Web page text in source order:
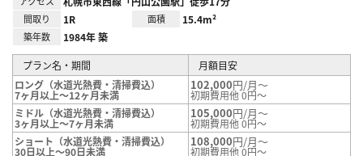
間取り 1R 面積 15.4m²
築年数 1984年 築
プラン名・期間
月額目安
ロング（水道光熱費・清掃費込）
7ヶ月以上～12ヶ月未満
102,000円/月～
初期費用他 0円～
ミドル（水道光熱費・清掃費込）
3ヶ月以上～7ヶ月未満
105,000円/月～
初期費用他 0円～
ショート（水道光熱費・清掃費込）
30日以上～90日未満
108,000円/月～
初期費用他 0円～